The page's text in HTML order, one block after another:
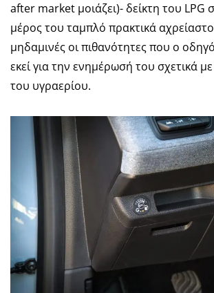
after market μοιάζει)- δείκτη του LPG
μέρος του ταμπλό πρακτικά
μηδαμινές οι πιθανότητες που ο
εκεί για την ενημέρωσή του σχετικά
του υγραερίου.